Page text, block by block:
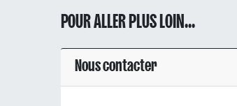
POUR ALLER PLUS LOIN...
Nous contacter